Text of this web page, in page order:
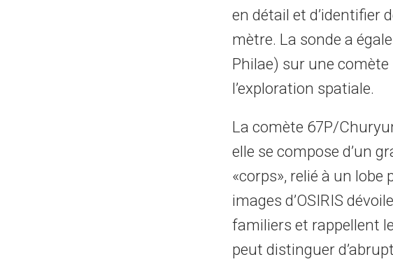
en détail et d’identifier
mètre. La sonde a
Philae) sur une
l’exploration spatiale.
La comète 67P/
elle se compose d’un
«corps», relié à un
images d’OSIRIS
familiers et rappellent
peut distinguer